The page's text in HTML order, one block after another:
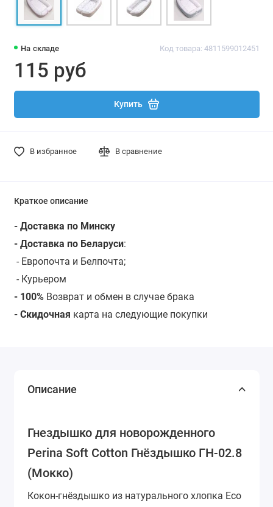
На складе Код товара: 4811599012451
115 руб
Купить
В избранное В сравнение
Краткое описание
- Доставка по Минску
- Доставка по Беларуси:
- Европочта и Белпочта;
- Курьером
- 100% Возврат и обмен в случае брака
- Скидочная карта на следующие покупки
Описание
Гнездышко для новорожденного
Perina Soft Cotton Гнёздышко ГН-02.8
(Мокко)
Кокон-гнёздышко из натурального хлопка Eco